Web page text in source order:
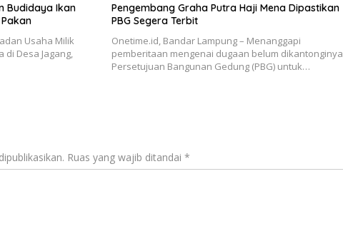
Budidaya Ikan
Usaha Milik
di Desa Jagang,
Pengembang Graha Putra Haji Mena Dipastikan
PBG Segera Terbit
Onetime.id, Bandar Lampung – Menanggapi
pemberitaan mengenai dugaan belum dikantonginya
Persetujuan Bangunan Gedung (PBG) untuk…
Ruas yang wajib ditandai *